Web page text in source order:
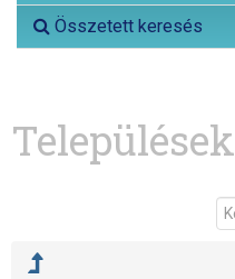
Összetett keresés
Települések